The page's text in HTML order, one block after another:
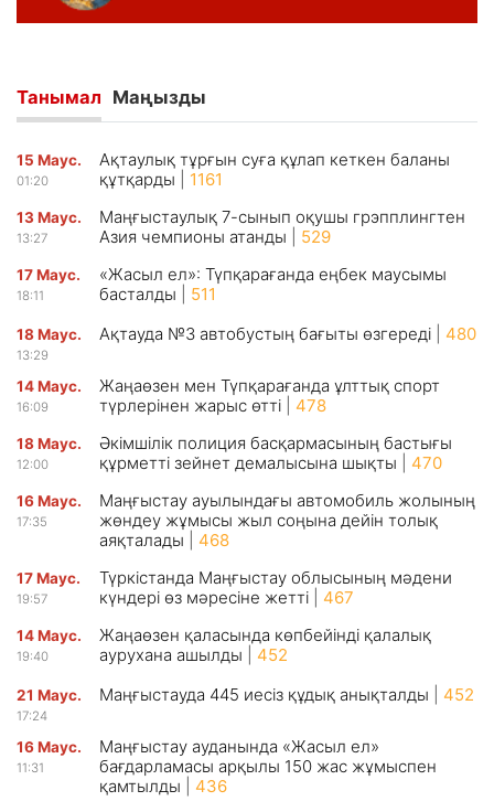
Танымал Маңызды
15 Маус.
01:20
Ақтаулық тұрғын суға құлап кеткен баланы
құтқарды
1161
13 Маус.
13:27
Маңғыстаулық 7-сынып оқушы грэпплингтен
Азия чемпионы атанды
529
17 Маус.
18:11
«Жасыл ел»: Түпқарағанда еңбек маусымы
басталды
511
18 Маус.
13:29
Ақтауда №3 автобустың бағыты өзгереді 480
14 Маус.
16:09
Жаңаөзен мен Түпқарағанда ұлттық спорт
түрлерінен жарыс өтті
478
18 Маус.
12:00
Әкімшілік полиция басқармасының бастығы
құрметті зейнет демалысына шықты
470
16 Маус.
17:35
Маңғыстау ауылындағы автомобиль жолының
жөндеу жұмысы жыл соңына дейін толық
аяқталады
468
17 Маус.
19:57
Түркістанда Маңғыстау облысының мәдени
күндері өз мәресіне жетті
467
14 Маус.
19:40
Жаңаөзен қаласында көпбейінді қалалық
аурухана ашылды
452
21 Маус.
17:24
Маңғыстауда 445 иесіз құдық анықталды 452
16 Маус.
11:31
Маңғыстау ауданында «Жасыл ел»
бағдарламасы арқылы 150 жас жұмыспен
қамтылды
436